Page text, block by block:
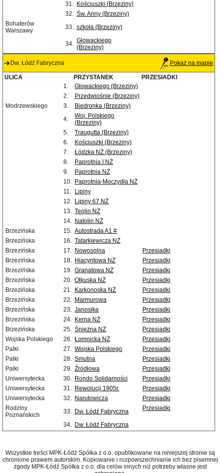
31. Kościuszki (Brzeziny)
32. Św. Anny (Brzeziny)
Bohaterów
Warszawy
33. szkoła (Brzeziny)
34. Głowackiego
(Brzeziny)
Dw. Łódź Fabryczna Pokaż na mapie
ULICA PRZYSTANEK
PRZESIADKI
1.
Głowackiego (Brzeziny)
2.
Przedwiośnie (Brzeziny)
Modrzewskiego
3.
Biedronka (Brzeziny)
4.
Woj. Polskiego
(Brzeziny)
5.
Traugutta (Brzeziny)
6.
Kościuszki (Brzeziny)
7.
Łódzka NŻ (Brzeziny)
8.
Paprotnia I NŻ
9.
Paprotnia NŻ
10. Paprotnia-Moczydła NŻ
11.
Lipiny
12. Lipiny 67 NŻ
13. Teolin NŻ
14. Natolin NŻ
Brzezińska
15. Autostrada A1 #
Brzezińska
16. Tatarkiewicza NŻ
Brzezińska
17. Nowosolna
Przesiadki
Brzezińska
18. Hiacyntowa NŻ
Przesiadki
Brzezińska
19. Granatowa NŻ
Przesiadki
Brzezińska
20. Olkuska NŻ
Przesiadki
Brzezińska
21. Karkonoska NŻ
Przesiadki
Brzezińska
22. Marmurowa
Przesiadki
Brzezińska
23. Janosika
Przesiadki
Brzezińska
24. Kerna NŻ
Przesiadki
Brzezińska
25. Śnieżna NŻ
Przesiadki
Wojska Polskiego
26. Łomnicka NŻ
Przesiadki
Palki
27. Wojska Polskiego
Przesiadki
Palki
28. Smutna
Przesiadki
Palki
29. Źródłowa
Przesiadki
Uniwersytecka
30. Rondo Solidarności
Przesiadki
Uniwersytecka
31. Rewolucji 1905r.
Przesiadki
Uniwersytecka
32. Narutowicza
Przesiadki
Rodziny
Poznańskich
33. Dw. Łódź Fabryczna Przesiadki
34. Dw. Łódź Fabryczna
Wszystkie treści MPK-Łódź Spółka z o.o. opublikowane na niniejszej stronie są
chronione prawem autorskim. Kopiowanie i rozpowszechnianie ich bez pisemnej
zgody MPK-Łódź Spółka z o.o. dla celów innych niż potrzeby własne jest